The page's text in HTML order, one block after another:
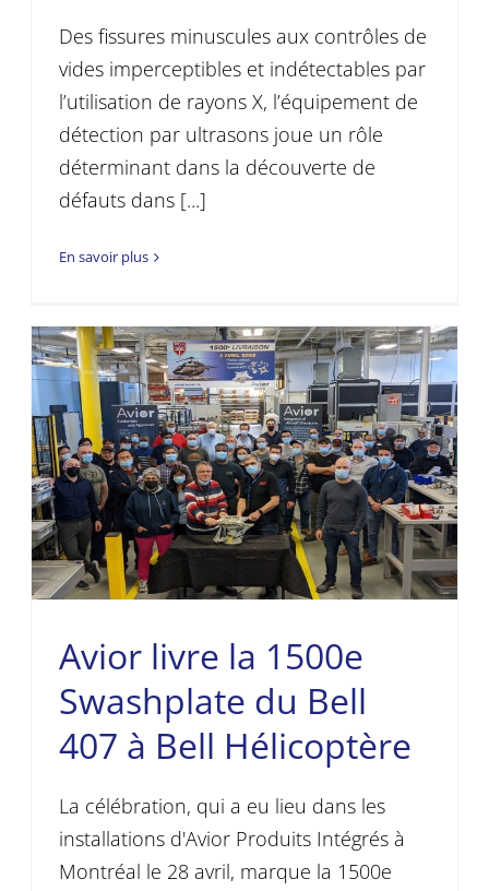
Des fissures minuscules aux contrôles de
vides imperceptibles et indétectables par
l’utilisation de rayons X, l’équipement de
détection par ultrasons joue un rôle
déterminant dans la découverte de
défauts dans [...]
En savoir plus
Avior livre la 1500e
Swashplate du Bell
407 à Bell Hélicoptère
La célébration, qui a eu lieu dans les
installations d'Avior Produits Intégrés à
Montréal le 28 avril, marque la 1500e